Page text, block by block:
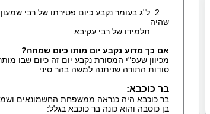
2. ל"ג בעומר נקבע כיום פטירתו של רבי
שהיה
תלמידו של רבי עקיבא.
אם כך מדוע נקבע יום מותו כיום שמחה?
מכיוון שעפ"י המסורת נקבע יום זה כיום שבו
סודות התורה שניתנה למשה בהר סיני.
בר כוכבא:
בר כוכבא היה כנראה ממשפחת החשמונאים
בן כוסבה והוא כונה בר כוכבא בגלל: